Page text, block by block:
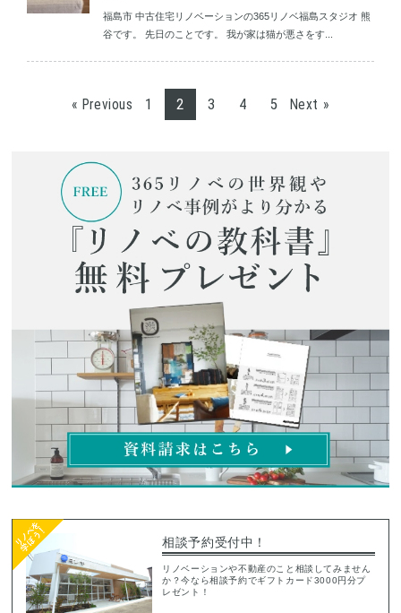
福島市 中古住宅リノベーションの365リノベ福島スタジオ 熊
谷です。 先日のことです。 我が家は猫が悪さをす...
« Previous 1 2 3 4 5 Next »
相談予約受付中！
リノベーションや不動産のこと相談してみません
か？今なら相談予約でギフトカード3000円分プ
レゼント！